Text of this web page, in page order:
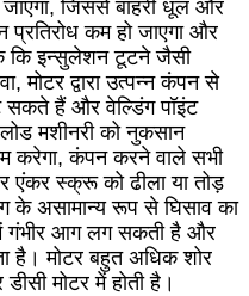
जिससे बाहरी धूल और
कम हो जाएगा और
कि इन्सुलेशन टूटने जैसी
मोटर द्वारा उत्पन्न कंपन से
हैं और वेल्डिंग पॉइंट
मशीनरी को नुकसान
करेगा, कंपन करने वाले सभी
एंकर स्क्रू को ढीला या तोड़
के असामान्य रूप से घिसाव का
गंभीर आग लग सकती है और
मोटर बहुत अधिक शोर
मोटर में होती है।